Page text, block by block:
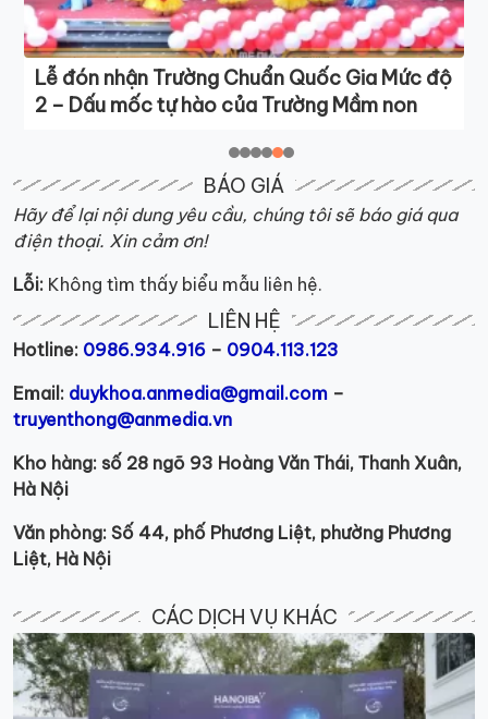
Raising văn hóa VNPT Heart – AN Media
đồng hành tổ chức giải chạy lan tỏa văn hóa
BÁO GIÁ
Hãy để lại nội dung yêu cầu, chúng tôi sẽ báo giá qua
điện thoại. Xin cảm ơn!
Lỗi: Không tìm thấy biểu mẫu liên hệ.
LIÊN HỆ
Hotline: 0986.934.916 – 0904.113.123
Email: duykhoa.anmedia@gmail.com –
truyenthong@anmedia.vn
Kho hàng: số 28 ngõ 93 Hoàng Văn Thái, Thanh Xuân,
Hà Nội
Văn phòng: Số 44, phố Phương Liệt, phường Phương
Liệt, Hà Nội
CÁC DỊCH VỤ KHÁC